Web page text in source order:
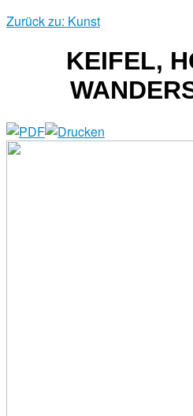
Zurück zu: Kunst
KEIFEL,